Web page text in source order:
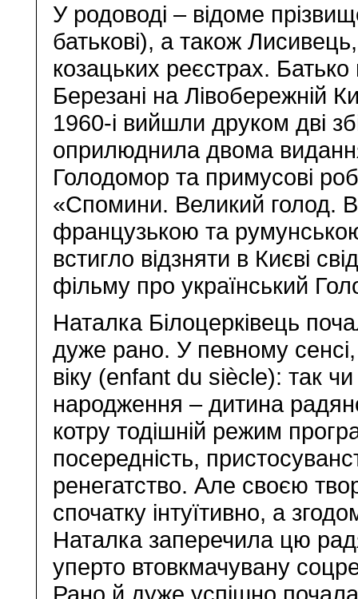
У родоводі – відоме
батькові), а також
козацьких реєстрах.
Березані на Лівобережній
1960-і вийшли друком дві
оприлюднила двома
Голодомор та примусові
«Спомини. Великий голод.
французькою та
встигло відзняти в Києві
фільму про український
Наталка Білоцерківець
дуже рано. У певному
віку (enfant du siècle): так
народження – дитина
котру тодішній режим
посередність,
ренегатство. Але своєю
спочатку інтуїтивно, а
Наталка заперечила цю
уперто втовкмачувану